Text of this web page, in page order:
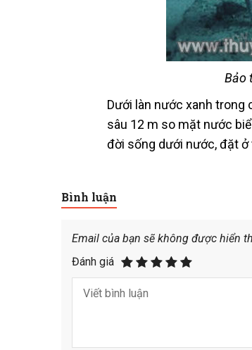
Bảo
Dưới làn nước xanh trong
sâu 12 m so mặt nước
đời sống dưới nước, đặt
Bình luận
Email của bạn sẽ không được hiển
Đánh giá